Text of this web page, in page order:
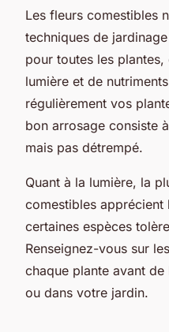
Les fleurs comestibles
techniques de
pour toutes les plantes,
lumière et de
régulièrement vos
bon arrosage consiste
mais pas détrempé.
Quant à la lumière, la
comestibles apprécient
certaines espèces
Renseignez-vous sur
chaque plante avant
ou dans votre jardin.